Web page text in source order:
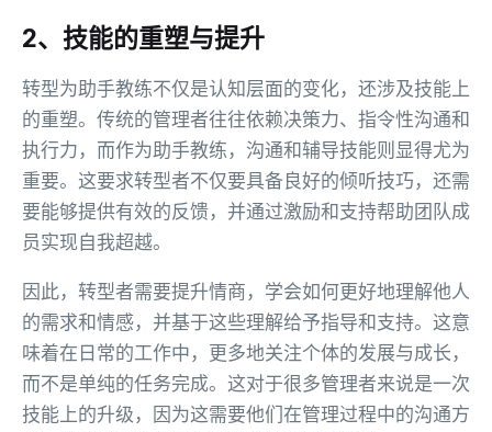
2、技能的重塑与提升
转型为助手教练不仅是认知层面的变化，还涉及技能上
的重塑。传统的管理者往往依赖决策力、指令性沟通和
执行力，而作为助手教练，沟通和辅导技能则显得尤为
重要。这要求转型者不仅要具备良好的倾听技巧，还需
要能够提供有效的反馈，并通过激励和支持帮助团队成
员实现自我超越。
因此，转型者需要提升情商，学会如何更好地理解他人
的需求和情感，并基于这些理解给予指导和支持。这意
味着在日常的工作中，更多地关注个体的发展与成长，
而不是单纯的任务完成。这对于很多管理者来说是一次
技能上的升级，因为这需要他们在管理过程中的沟通方